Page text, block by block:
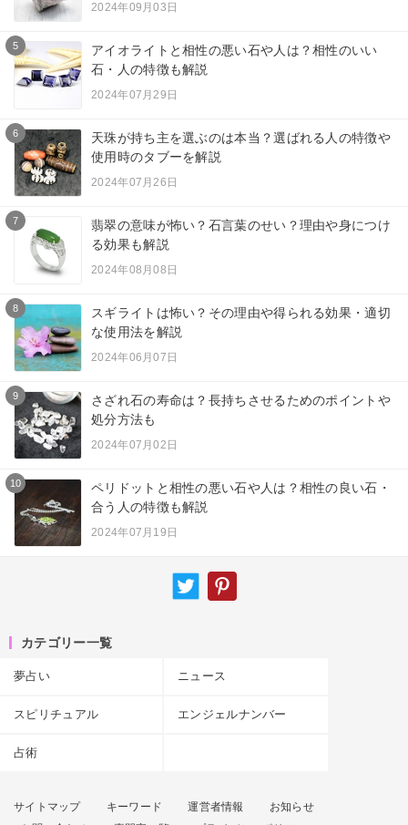
2024年09月03日
5
アイオライトと相性の悪い石や人は？相性のいい
石・人の特徴も解説
2024年07月29日
6
天珠が持ち主を選ぶのは本当？選ばれる人の特徴や
使用時のタブーを解説
2024年07月26日
7
翡翠の意味が怖い？石言葉のせい？理由や身につけ
る効果も解説
2024年08月08日
8
スギライトは怖い？その理由や得られる効果・適切
な使用法を解説
2024年06月07日
9
さざれ石の寿命は？長持ちさせるためのポイントや
処分方法も
2024年07月02日
10
ペリドットと相性の悪い石や人は？相性の良い石・
合う人の特徴も解説
2024年07月19日
カテゴリー一覧
夢占い ニュース
スピリチュアル エンジェルナンバー
占術
サイトマップ キーワード 運営者情報
お知らせ